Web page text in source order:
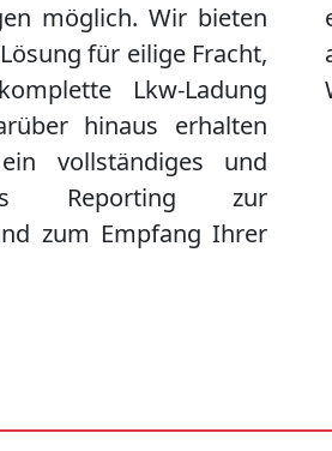
möglich. Wir bieten
für eilige Fracht,
Lkw-Ladung
hinaus erhalten
vollständiges und
Reporting zur
zum Empfang Ihrer